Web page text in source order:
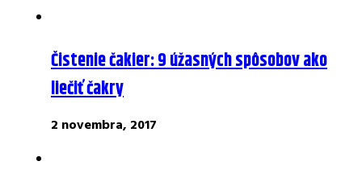
Čistenie čakier: 9 úžasných spôsobov ako
liečiť čakry
2 novembra, 2017